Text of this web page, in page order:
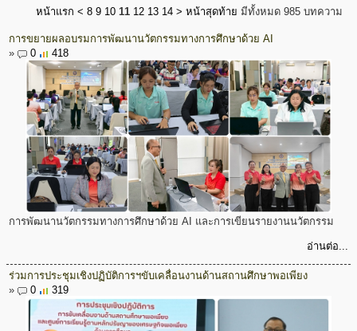
หน้าแรก < 8 9 10 11 12 13 14 > หน้าสุดท้าย มีทั้งหมด 985 บทความ
การขยายผลอบรมการพัฒนานวัตกรรมทางการศึกษาด้วย AI
»
0 418
การพัฒนานวัตกรรมทางการศึกษาด้วย AI และการเขียนรายงานนวัตกรรม
อ่านต่อ...
ร่วมการประชุมเชิงปฏิบัติการฯขับเคลื่อนงานด้านสถานศึกษาพอเพียง
»
0 319